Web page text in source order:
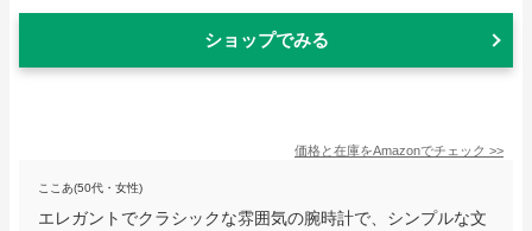
ショップでみる
価格と在庫をAmazonでチェック >>
ここあ(50代・女性)
エレガントでクラシックな雰囲気の腕時計で、シンプルな文